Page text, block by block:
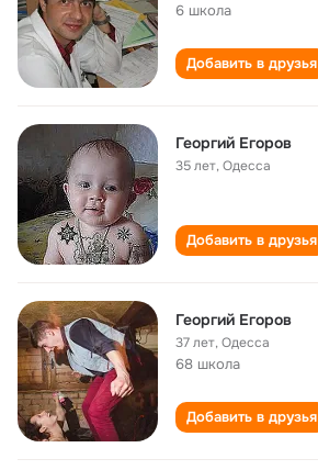
6 школа
Добавить в друзья
Георгий Егоров
35 лет,Одесса
Добавить в друзья
Георгий Егоров
37 лет,Одесса
68 школа
Добавить в друзья